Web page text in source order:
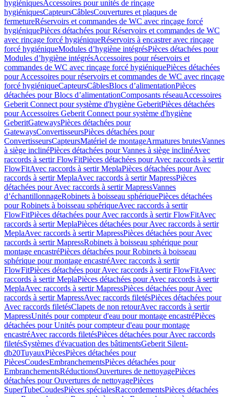
hygiéniquesAccessoires pour unités de rinçage
hygiéniquesCapteursCâblesCouvertures et plaques de
fermetureRéservoirs et commandes de WC avec rinçage forcé
hygiéniquePièces détachées pour Réservoirs et commandes de WC
avec rinçage forcé hygiéniqueRéservoirs à encastrer avec rinçage
forcé hygiéniqueModules d’hygiène intégrésPièces détachées pour
Modules d’hygiène intégrésAccessoires pour réservoirs et
commandes de WC avec rinçage forcé hygiéniquePièces détachées
pour Accessoires pour réservoirs et commandes de WC avec rinçage
forcé hygiéniqueCapteursCâblesBlocs d’alimentationPièces
détachées pour Blocs d’alimentationComposants réseauAccessoires
Geberit Connect pour système d'hygiène GeberitPièces détachées
pour Accessoires Geberit Connect pour système d'hygiène
GeberitGatewaysPièces détachées pour
GatewaysConvertisseursPièces détachées pour
ConvertisseursCapteursMatériel de montageArmatures brutesVannes
à siège inclinéPièces détachées pour Vannes à siège inclinéAvec
raccords à sertir FlowFitPièces détachées pour Avec raccords à sertir
FlowFitAvec raccords à sertir MeplaPièces détachées pour Avec
raccords à sertir MeplaAvec raccords à sertir MapressPièces
détachées pour Avec raccords à sertir MapressVannes
d’échantillonnageRobinets à boisseau sphériquePièces détachées
pour Robinets à boisseau sphériqueAvec raccords à sertir
FlowFitPièces détachées pour Avec raccords à sertir FlowFitAvec
raccords à sertir MeplaPièces détachées pour Avec raccords à sertir
MeplaAvec raccords à sertir MapressPièces détachées pour Avec
raccords à sertir MapressRobinets à boisseau sphérique pour
montage encastréPièces détachées pour Robinets à boisseau
sphérique pour montage encastréAvec raccords à sertir
FlowFitPièces détachées pour Avec raccords à sertir FlowFitAvec
raccords à sertir MeplaPièces détachées pour Avec raccords à sertir
MeplaAvec raccords à sertir MapressPièces détachées pour Avec
raccords à sertir MapressAvec raccords filetésPièces détachées pour
Avec raccords filetésClapets de non retourAvec raccords à sertir
MapressUnités pour compteur d'eau pour montage encastréPièces
détachées pour Unités pour compteur d'eau pour montage
encastréAvec raccords filetésPièces détachées pour Avec raccords
filetésSystèmes d'évacuation des bâtimentsGeberit Silent-
db20TuyauxPiècesPièces détachées pour
PiècesCoudesEmbranchementsPièces détachées pour
EmbranchementsRéductionsOuvertures de nettoyagePièces
détachées pour Ouvertures de nettoyagePièces
SuperTubeCoudesPièces spécialesRaccordementsPièces détachées